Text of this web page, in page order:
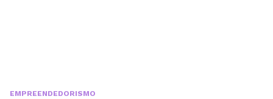
EMPREENDEDORISMO